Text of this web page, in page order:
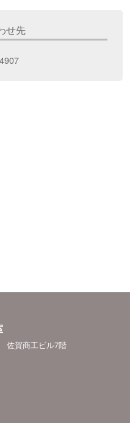
せ先
佐賀商工ビル7階